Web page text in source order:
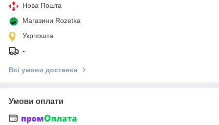
Нова Пошта
Магазини Rozetka
Укрпошта
-
Всі умови доставки
Умови оплати